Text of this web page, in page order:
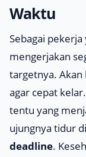
Waktu
Sebagai
mengerjakan
targetnya. Akan
agar cepat
tentu yang
ujungnya tidur
deadline.